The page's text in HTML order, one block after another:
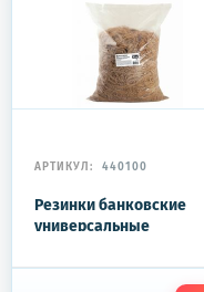
АРТИКУЛ: 440100
Резинки банковские
универсальные
BRAUBERG 10 кг,